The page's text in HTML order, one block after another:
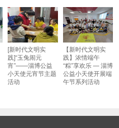
[新时代文明实
践]“玉兔闹元
宵”——淄博公益
小天使元宵节主题
活动
【新时代文明实
践】浓情端午
“粽”享欢乐 — 淄博
公益小天使开展端
午节系列活动